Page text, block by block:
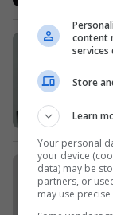
content
services
Store
Learn
Your personal
your device
data) may be
partners, or
may use